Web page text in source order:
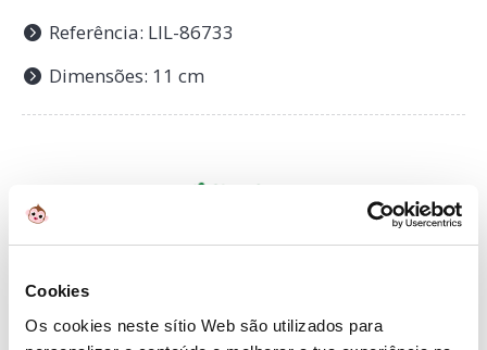
Cookies
Os cookies neste sítio Web são utilizados para
Referência: LIL-86733
Dimensões: 11 cm
Lilliputiens oferece uma colecção original de jogos,
brinquedos e peluches com cores contemporâneas,